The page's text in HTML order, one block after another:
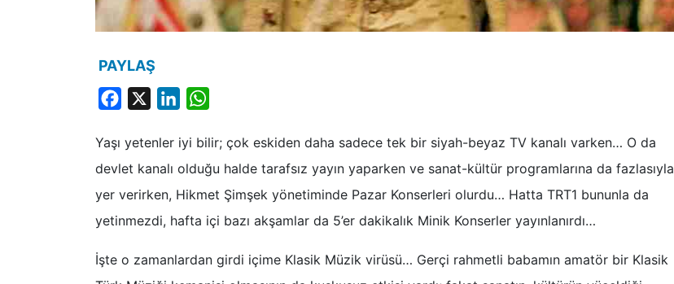
PAYLAŞ
Facebook LinkedIn
Yaşı yetenler iyi bilir; çok eskiden daha sadece tek bir siyah-beyaz TV kanalı varken… O da
devlet kanalı olduğu halde tarafsız yayın yaparken ve sanat-kültür programlarına da fazlasıyla
yer verirken, Hikmet Şimşek yönetiminde Pazar Konserleri olurdu… Hatta TRT1 bununla da
yetinmezdi, hafta içi bazı akşamlar da 5’er dakikalık Minik Konserler yayınlanırdı…
İşte o zamanlardan girdi içime Klasik Müzik virüsü… Gerçi rahmetli babamın amatör bir Klasik